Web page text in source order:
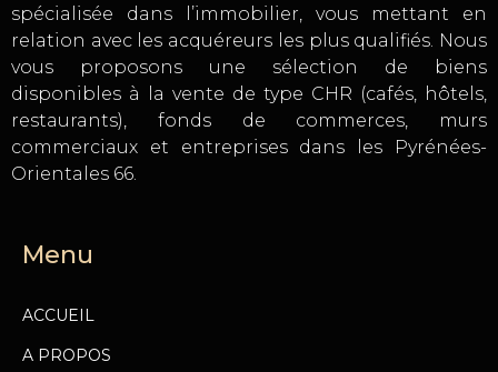
spécialisée dans l’immobilier, vous mettant en
relation avec les acquéreurs les plus qualifiés. Nous
vous proposons une sélection de biens
disponibles à la vente de type CHR (cafés, hôtels,
restaurants), fonds de commerces, murs
commerciaux et entreprises dans les Pyrénées-
Orientales 66.
Menu
ACCUEIL
A PROPOS